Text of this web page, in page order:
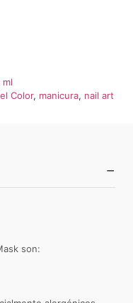
ml
Color, manicura, nail art
−
son: